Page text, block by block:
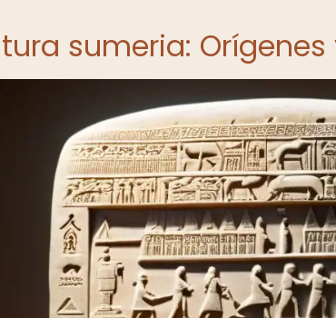
sumeria: